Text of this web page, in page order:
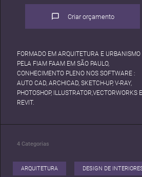
Criar orçamento
FORMADO EM ARQUITETURA E URBANISMO
PELA FIAM FAAM EM SÃO PAULO,
CONHECIMENTO PLENO NOS SOFTWARE :
AUTO CAD, ARCHICAD, SKETCH-UP, V-RAY,
PHOTOSHOP, ILLUSTRATOR,VECTORWORKS E
REVIT.
4 Categorias
ARQUITETURA DESIGN DE